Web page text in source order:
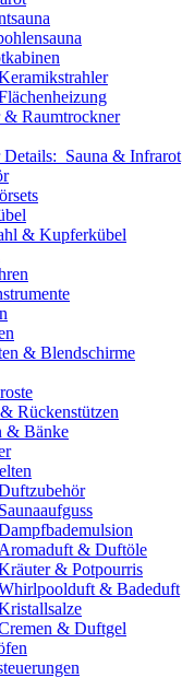
& Raumtrockner
Sauna & Infrarot
& Kupferkübel
& Blendschirme
Rückenstützen
& Bänke
Saunaaufguss
Aromaduft & Duftöle
& Potpourris
& Badeduft
& Duftgel